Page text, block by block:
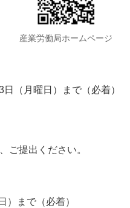
産業労働局ホームページ
（月曜日）まで（必着）
ご提出ください。
）まで（必着）